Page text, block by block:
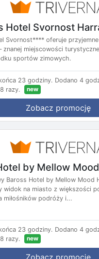
Hotel Svornost
Svornost**** oferuje
znanej miejscowości
sportów zimowych.
23 godziny. Dodano 4
razy.
new
Zobacz promocję
by Mellow
Baross Hotel by Mellow Mood
widok na miasto z większości
miłośników podróży i...
23 godziny. Dodano 4
razy.
new
Zobacz promocję